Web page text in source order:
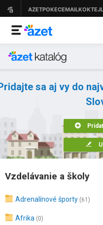
sa aj vy do
Vzdelávanie a školy
Adrenalínové športy (61)
Afrika (0)